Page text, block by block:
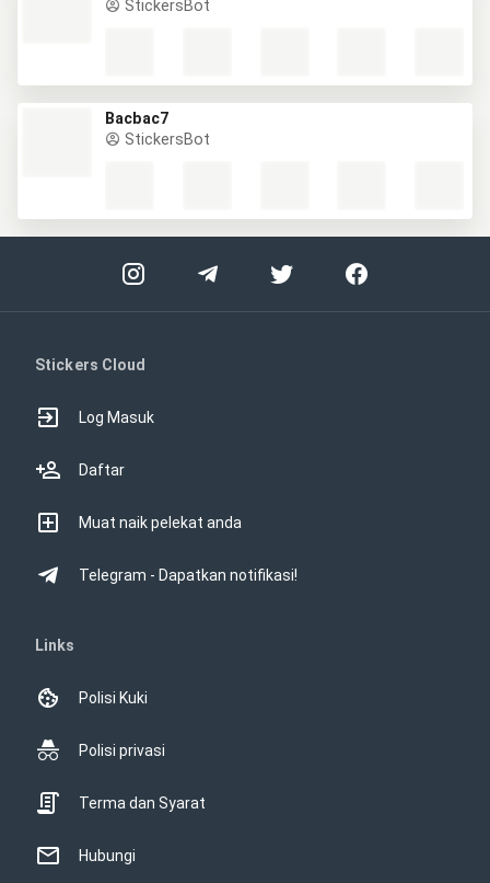
StickersBot
Bacbac7
StickersBot
Stickers Cloud
Log Masuk
Daftar
Muat naik pelekat anda
Telegram - Dapatkan notifikasi!
Links
Polisi Kuki
Polisi privasi
Terma dan Syarat
Hubungi